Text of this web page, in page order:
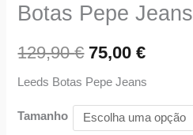
Botas Pepe Jeans
129,90€ 75,00€
Leeds Botas Pepe Jeans
Tamanho